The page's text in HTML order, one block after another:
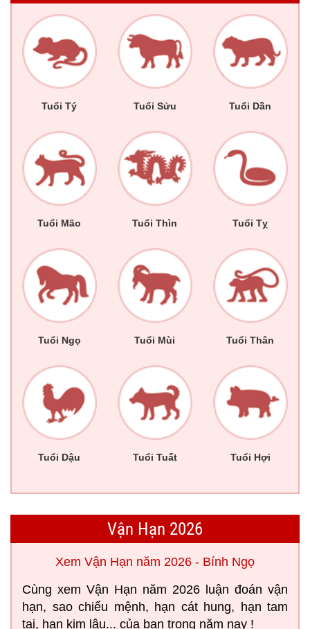
Tuổi Tý Tuổi Sửu Tuổi Dần
Tuổi Mão Tuổi Thìn Tuổi Tỵ
Tuổi Ngọ Tuổi Mùi Tuổi Thân
Tuổi Dậu Tuổi Tuất Tuổi Hợi
Vận Hạn 2026
Xem Vận Hạn năm 2026 - Bính Ngọ
Cùng xem Vận Hạn năm 2026 luận đoán vận
hạn, sao chiếu mệnh, hạn cát hung, hạn tam
tai, hạn kim lâu... của bạn trong năm nay !